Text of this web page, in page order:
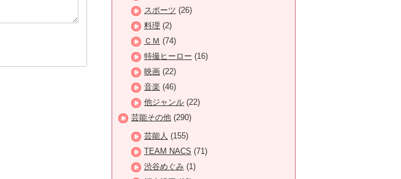
スポーツ (26)
料理 (2)
ＣＭ (74)
特撮ヒーロー (16)
映画 (22)
音楽 (46)
他ジャンル (22)
芸能その他 (290)
芸能人 (155)
TEAM NACS (71)
渋谷めぐみ (1)